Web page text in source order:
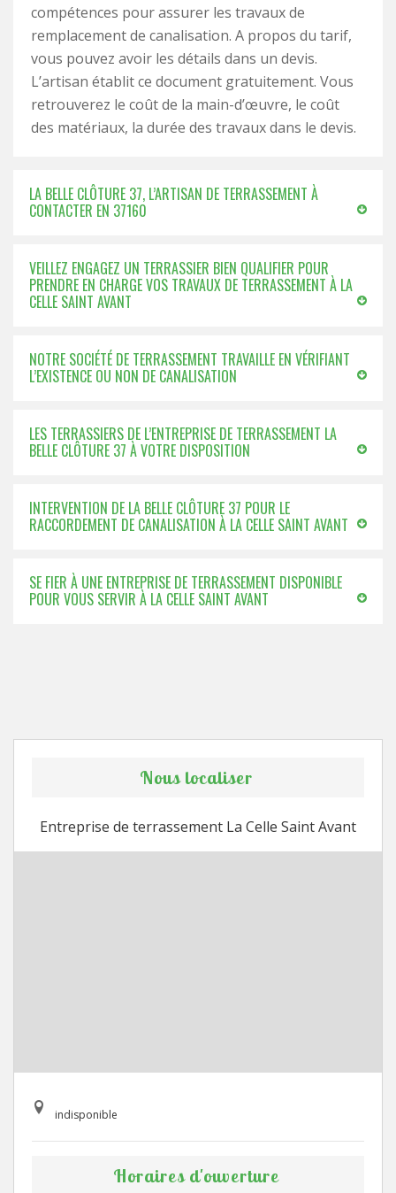
compétences pour assurer les travaux de
remplacement de canalisation. A propos du tarif,
vous pouvez avoir les détails dans un devis.
L’artisan établit ce document gratuitement. Vous
retrouverez le coût de la main-d’œuvre, le coût
des matériaux, la durée des travaux dans le devis.
LA BELLE CLÔTURE 37, L’ARTISAN DE TERRASSEMENT À
CONTACTER EN 37160
VEILLEZ ENGAGEZ UN TERRASSIER BIEN QUALIFIER POUR
PRENDRE EN CHARGE VOS TRAVAUX DE TERRASSEMENT À LA
CELLE SAINT AVANT
NOTRE SOCIÉTÉ DE TERRASSEMENT TRAVAILLE EN VÉRIFIANT
L’EXISTENCE OU NON DE CANALISATION
LES TERRASSIERS DE L’ENTREPRISE DE TERRASSEMENT LA
BELLE CLÔTURE 37 À VOTRE DISPOSITION
INTERVENTION DE LA BELLE CLÔTURE 37 POUR LE
RACCORDEMENT DE CANALISATION À LA CELLE SAINT AVANT
SE FIER À UNE ENTREPRISE DE TERRASSEMENT DISPONIBLE
POUR VOUS SERVIR À LA CELLE SAINT AVANT
Nous localiser
Entreprise de terrassement La Celle Saint Avant
indisponible
Horaires d'ouverture